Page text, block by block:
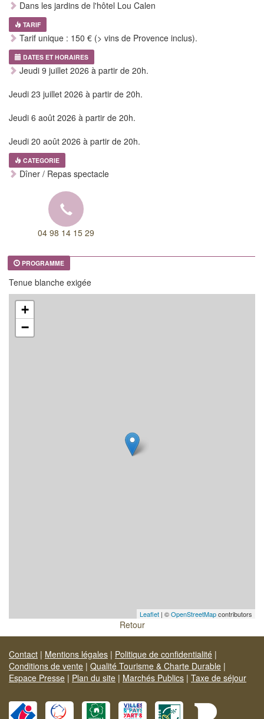
Dans les jardins de l'hôtel Lou Calen
TARIF
Tarif unique : 150 € (> vins de Provence inclus).
DATES ET HORAIRES
Jeudi 9 juillet 2026 à partir de 20h.
Jeudi 23 juillet 2026 à partir de 20h.
Jeudi 6 août 2026 à partir de 20h.
Jeudi 20 août 2026 à partir de 20h.
CATEGORIE
Dîner / Repas spectacle
04 98 14 15 29
PROGRAMME
Tenue blanche exigée
+
−
Leaflet | ©OpenStreetMapcontributors
Retour
Contact | Mentions légales | Politique de confidentialité |
Conditions de vente | Qualité Tourisme & Charte Durable |
Espace Presse | Plan du site | Marchés Publics | Taxe de séjour